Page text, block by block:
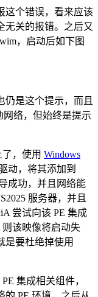
个错误，看来应该
无关的报错。之后又
，启动后如下图
是这个提示，而且
络，但始终是提示
，使用 Windows
动，将其添加到
成功，并且网络能
服务器，并且
尝试向该 PE 集成
则该映像将启动失
是要杜绝掉使用
集成相关组件，